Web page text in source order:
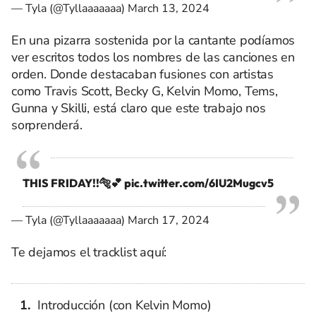
— Tyla (@Tyllaaaaaaa) March 13, 2024
En una pizarra sostenida por la cantante podíamos
ver escritos todos los nombres de las canciones en
orden. Donde destacaban fusiones con artistas
como Travis Scott, Becky G, Kelvin Momo, Tems,
Gunna y Skilli, está claro que este trabajo nos
sorprenderá.
THIS FRIDAY!!🐅💕 pic.twitter.com/6IU2Mugcv5
— Tyla (@Tyllaaaaaaa) March 17, 2024
Te dejamos el tracklist aquí:
Introducción (con Kelvin Momo)